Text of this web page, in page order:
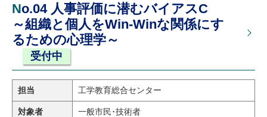
No.04 人事評価に潜むバイアスC
～組織と個人をWin-Winな関係にす
るための心理学～
受付中
担当 工学教育総合センター
対象者 一般市民･技術者